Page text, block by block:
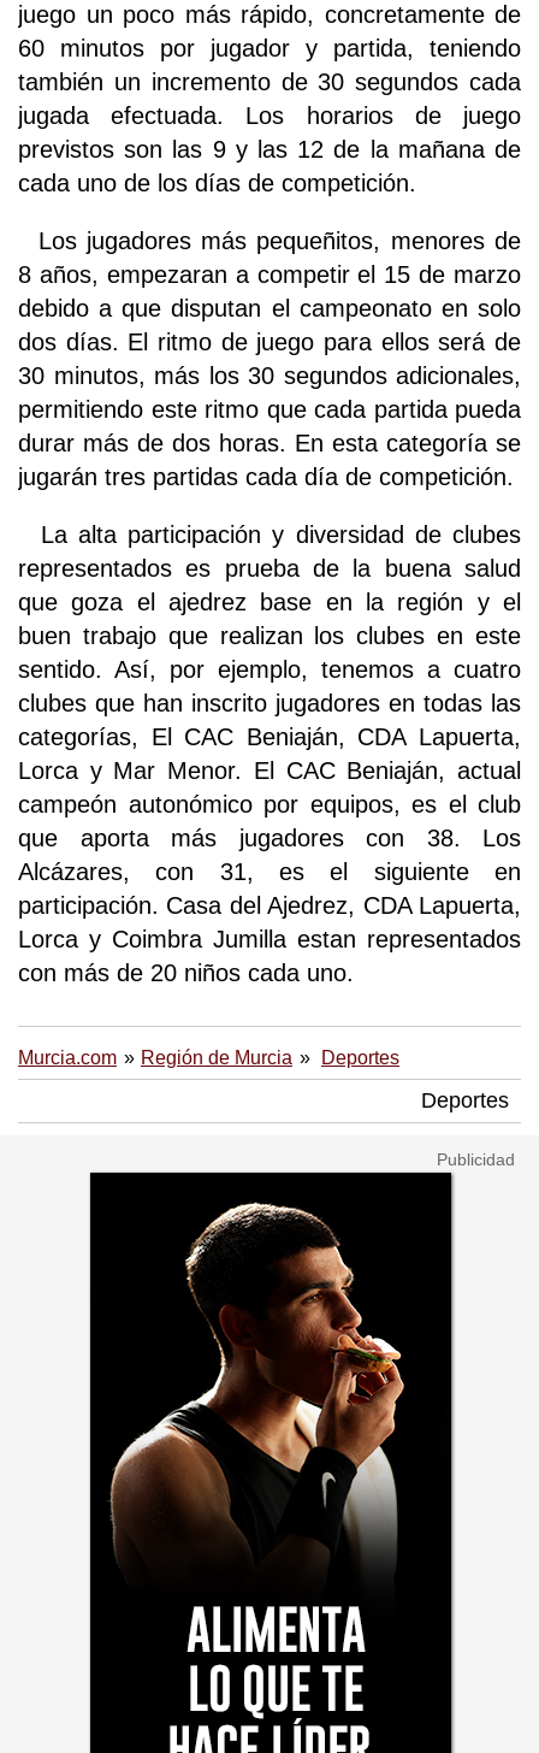
juego un poco más rápido, concretamente de
60 minutos por jugador y partida, teniendo
también un incremento de 30 segundos cada
jugada efectuada. Los horarios de juego
previstos son las 9 y las 12 de la mañana de
cada uno de los días de competición.
Los jugadores más pequeñitos, menores de
8 años, empezaran a competir el 15 de marzo
debido a que disputan el campeonato en solo
dos días. El ritmo de juego para ellos será de
30 minutos, más los 30 segundos adicionales,
permitiendo este ritmo que cada partida pueda
durar más de dos horas. En esta categoría se
jugarán tres partidas cada día de competición.
La alta participación y diversidad de clubes
representados es prueba de la buena salud
que goza el ajedrez base en la región y el
buen trabajo que realizan los clubes en este
sentido. Así, por ejemplo, tenemos a cuatro
clubes que han inscrito jugadores en todas las
categorías, El CAC Beniaján, CDA Lapuerta,
Lorca y Mar Menor. El CAC Beniaján, actual
campeón autonómico por equipos, es el club
que aporta más jugadores con 38. Los
Alcázares, con 31, es el siguiente en
participación. Casa del Ajedrez, CDA Lapuerta,
Lorca y Coimbra Jumilla estan representados
con más de 20 niños cada uno.
Murcia.com Región de Murcia Deportes
Deportes